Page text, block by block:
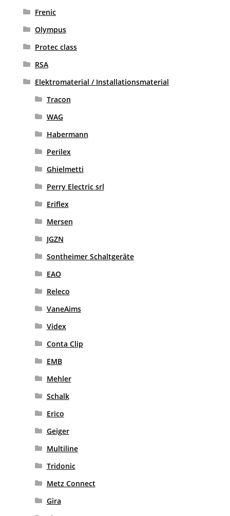
Frenic
Olympus
Protec class
RSA
Elektromaterial / Installationsmaterial
Tracon
WAG
Habermann
Perilex
Ghielmetti
Perry Electric srl
Eriflex
Mersen
JGZN
Sontheimer Schaltgeräte
EAO
Releco
VaneAims
Videx
Conta Clip
EMB
Mehler
Schalk
Erico
Geiger
Multiline
Tridonic
Metz Connect
Gira